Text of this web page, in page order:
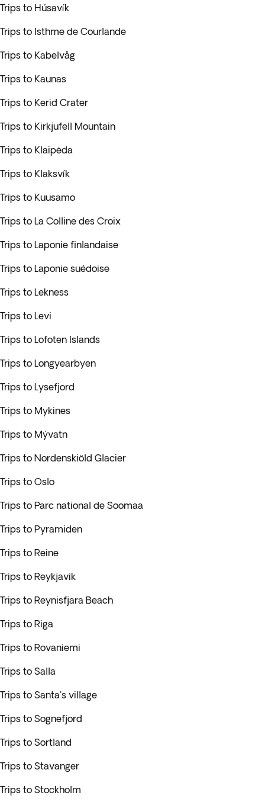
Trips to Húsavík
Trips to Isthme de Courlande
Trips to Kabelvåg
Trips to Kaunas
Trips to Kerid Crater
Trips to Kirkjufell Mountain
Trips to Klaipėda
Trips to Klaksvík
Trips to Kuusamo
Trips to La Colline des Croix
Trips to Laponie finlandaise
Trips to Laponie suédoise
Trips to Lekness
Trips to Levi
Trips to Lofoten Islands
Trips to Longyearbyen
Trips to Lysefjord
Trips to Mykines
Trips to Mývatn
Trips to Nordenskiöld Glacier
Trips to Oslo
Trips to Parc national de Soomaa
Trips to Pyramiden
Trips to Reine
Trips to Reykjavik
Trips to Reynisfjara Beach
Trips to Riga
Trips to Rovaniemi
Trips to Salla
Trips to Santa's village
Trips to Sognefjord
Trips to Sortland
Trips to Stavanger
Trips to Stockholm